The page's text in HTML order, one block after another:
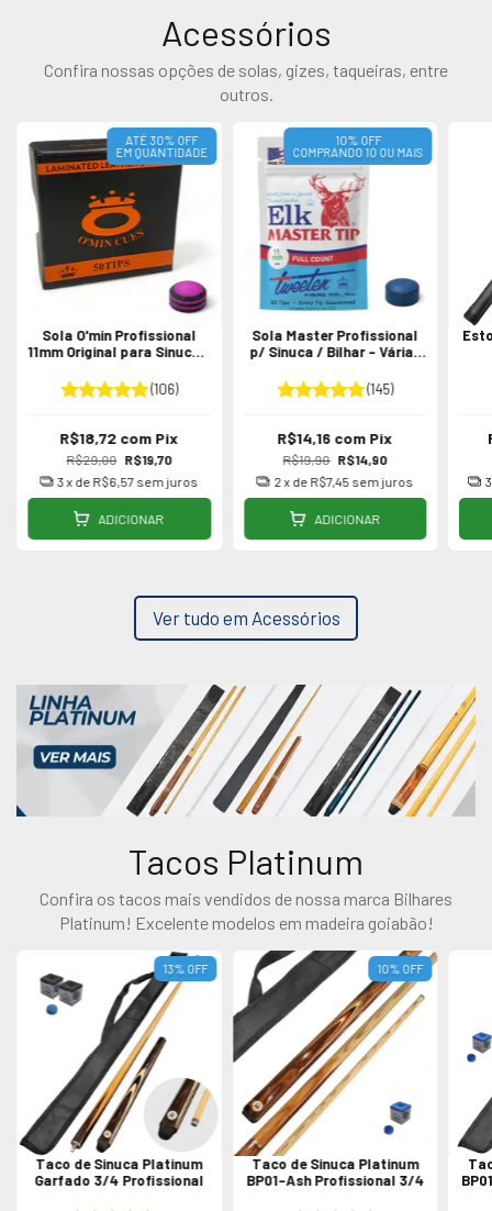
Acessórios
Confira nossas opções de solas, gizes, taqueiras, entre
outros.
ATÉ 30% OFF
EM QUANTIDADE
Sola O'min Profissional
11mm Original para Sinuca /
(106)
R$29,00 R$19,70
R$18,72 com Pix
3x de R$6,57 sem juros
ADICIONAR
10% OFF
COMPRANDO 10 OU MAIS
Sola Master Profissional
p/ Sinuca / Bilhar - Várias
(145)
R$19,90 R$14,90
R$14,16 com Pix
2x de R$7,45 sem juros
ADICIONAR
3
Ver tudo em Acessórios
Tacos Platinum
Confira os tacos mais vendidos de nossa marca Bilhares
Platinum! Excelente modelos em madeira goiabão!
13% OFF
Taco de Sinuca Platinum
Garfado 3/4 Profissional
10% OFF
Taco de Sinuca Platinum
BP01-Ash Profissional 3/4